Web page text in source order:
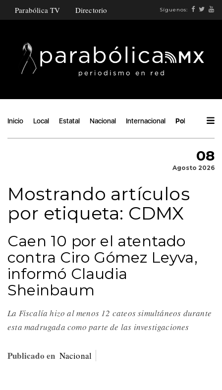
Parabólica TV Directorio Síguenos:
Inicio Local Estatal Nacional Internacional Política
08
Agosto 2026
Mostrando artículos
por etiqueta: CDMX
Caen 10 por el atentado
contra Ciro Gómez Leyva,
informó Claudia
Sheinbaum
La Fiscalía hizo al menos 12 cateos simultáneos durante
esta madrugada como parte de las investigaciones
Publicado en Nacional